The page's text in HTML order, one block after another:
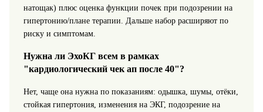
натощак) плюс оценка функции почек при подозрении на
гипертонию/плане терапии. Дальше набор расширяют по
риску и симптомам.
Нужна ли ЭхоКГ всем в рамках
"кардиологический чек ап после 40"?
Нет, чаще она нужна по показаниям: одышка, шумы, отёки,
стойкая гипертония, изменения на ЭКГ, подозрение на